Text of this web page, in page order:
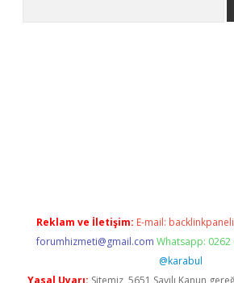
Reklam ve İletişim: E-mail:
forumhizmeti@gmail.com Whatsapp: 0262
@karabul
Yasal Uyarı: Sitemiz, 5651 Sayılı Kanun